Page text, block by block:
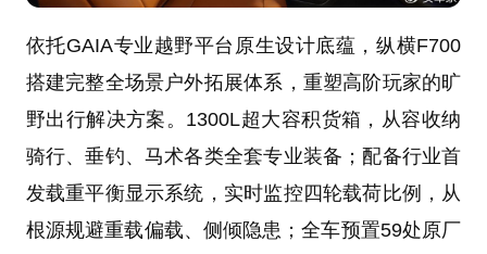
依托GAIA专业越野平台原生设计底蕴，纵横F700
搭建完整全场景户外拓展体系，重塑高阶玩家的旷
野出行解决方案。1300L超大容积货箱，从容收纳
骑行、垂钓、马术各类全套专业装备；配备行业首
发载重平衡显示系统，实时监控四轮载荷比例，从
根源规避重载偏载、侧倾隐患；全车预置59处原厂